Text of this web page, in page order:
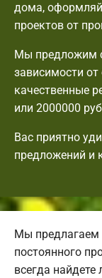
дома,
проектов от
Мы предложим
зависимости
качественные
или 2000000
Вас приятно
предложений и
Мы предлагаем
постоянного
всегда